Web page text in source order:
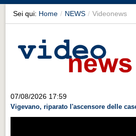
Cronaca
Artes et Artificia
Territorio
Territorio
Sei qui: Home / NEWS / Videonews
07/08/2026 17:59
Vigevano, riparato l'ascensore delle